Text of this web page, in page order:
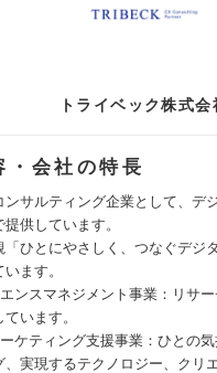
トライベック株式会
・会社の特長
ンサルティング企業として、デ
供しています。
「ひとにやさしく、つなぐデジ
ます。
ンスマネジメント事業：リサ
います。
ケティング支援事業：ひとの
、実現するテクノロジー、クリ